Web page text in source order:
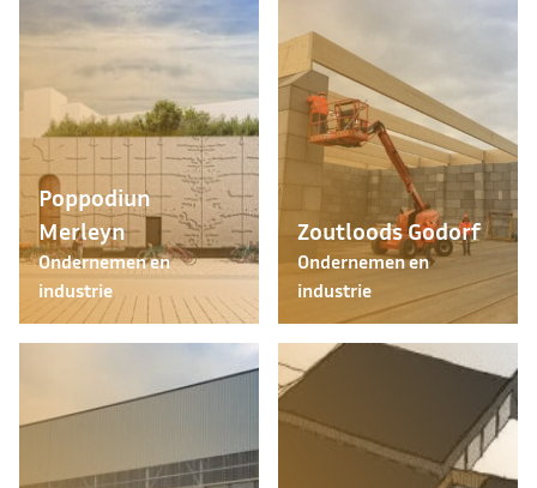
Poppodiun
Merleyn
Ondernemen en
industrie
Zoutloods Godorf
Ondernemen en
industrie